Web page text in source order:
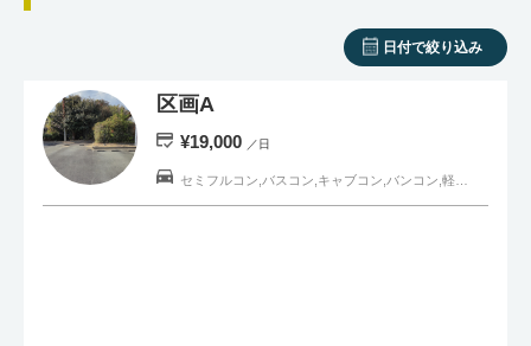
日付で絞り込み
区画A
¥19,000 ／日